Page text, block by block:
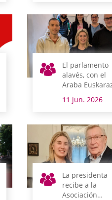
Food en la
de Puertas
Abiertas
El parlamento
alavés, con el
Araba
11 jun. 2026
La presidenta
recibe a la
Asociación